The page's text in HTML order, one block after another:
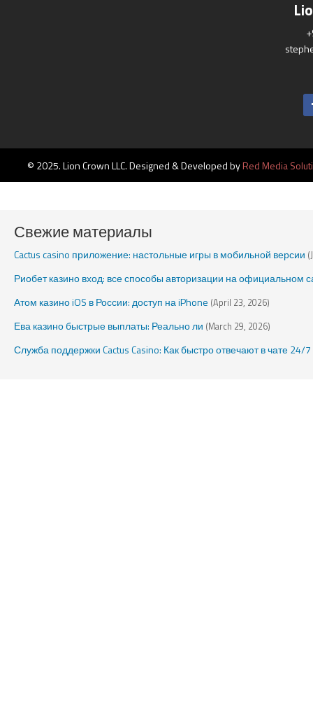
© 2025. Lion Crown LLC. Designed & Developed byRed Media
Свежие материалы
Cactus casino приложение: настольные игры в мобильной версии
Риобет казино вход: все способы авторизации на официальном
Атом казино iOS в России: доступ на iPhone (April 23, 2026)
Ева казино быстрые выплаты: Реально ли (March 29, 2026)
Служба поддержки Cactus Casino: Как быстро отвечают в чате 24/7